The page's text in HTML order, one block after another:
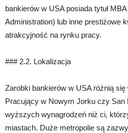
bankierów w USA posiada tytuł
Administration) lub inne prestiżowe
atrakcyjność na rynku pracy.
### 2.2. Lokalizacja
Zarobki bankierów w USA różnią
Pracujący w Nowym Jorku czy
wyższych wynagrodzeń niż ci,
miastach. Duże metropolie są